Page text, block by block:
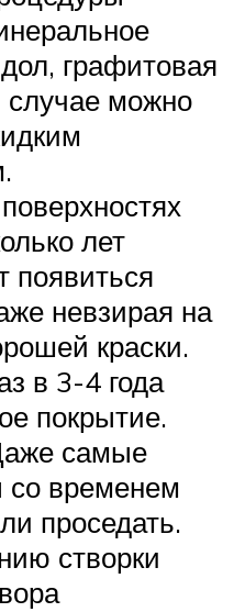
графитовая
случае можно
лет
появиться
невзирая на
краски.
в 3-4 года
покрытие.
самые
временем
проседать.
створки